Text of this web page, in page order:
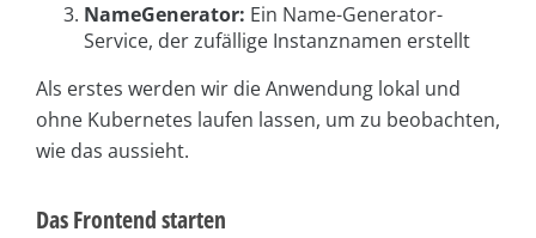
NameGenerator: Ein Name-Generator-
Service, der zufällige Instanznamen erstellt
Als erstes werden wir die Anwendung lokal und
ohne Kubernetes laufen lassen, um zu beobachten,
wie das aussieht.
Das Frontend starten